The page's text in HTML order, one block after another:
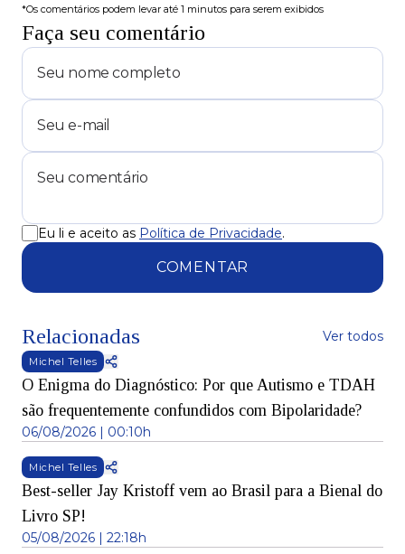
*Os comentários podem levar até 1 minutos para serem exibidos
Faça seu comentário
Eu li e aceito as Política de Privacidade.
COMENTAR
Relacionadas Ver todos
Michel Telles
O Enigma do Diagnóstico: Por que Autismo e TDAH
são frequentemente confundidos com Bipolaridade?
06/08/2026 | 00:10h
Michel Telles
Best-seller Jay Kristoff vem ao Brasil para a Bienal do
Livro SP!
05/08/2026 | 22:18h